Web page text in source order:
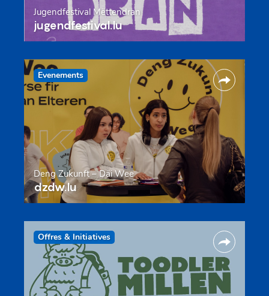
Jugendfestival Mëttendran
jugendfestival.lu
Evenements
Deng Zukunft – Däi Wee
dzdw.lu
Offres & Initiatives